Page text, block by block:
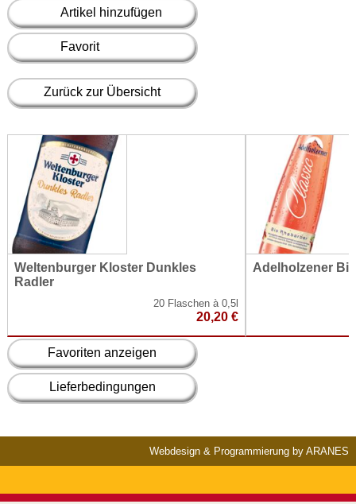
Artikel hinzufügen
Favorit
Zurück zur Übersicht
Weltenburger Kloster Dunkles
Radler
20 Flaschen à 0,5l
20,20 €
Adelholzener
Favoriten anzeigen
Lieferbedingungen
Webdesign & Programmierung by ARANES